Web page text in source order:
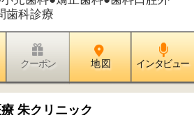
●リンパドレナージュ●
顔●痩身●脱毛
地 図 インタビュー
ストラン